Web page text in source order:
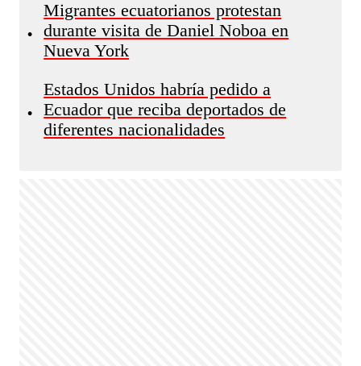
•
Migrantes ecuatorianos protestan
durante visita de Daniel Noboa en
Nueva York
•
Estados Unidos habría pedido a
Ecuador que reciba deportados de
diferentes nacionalidades